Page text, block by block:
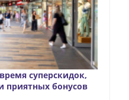
суперскидок,
приятных бонусов